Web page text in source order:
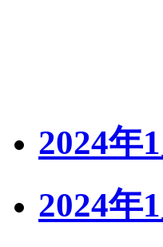
2024年
2024年